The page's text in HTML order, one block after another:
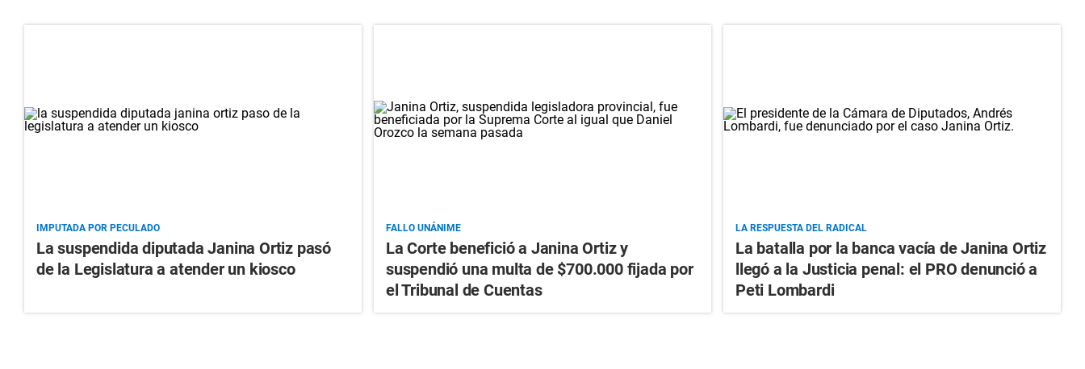
IMPUTADA POR PECULADO
La suspendida diputada Janina Ortiz pasó
de la Legislatura a atender un kiosco
FALLO UNÁNIME
La Corte benefició a Janina Ortiz y
suspendió una multa de $700.000 fijada por
el Tribunal de Cuentas
LA RESPUESTA DEL RADICAL
La batalla por la banca vacía de Janina Ortiz
llegó a la Justicia penal: el PRO denunció a
Peti Lombardi